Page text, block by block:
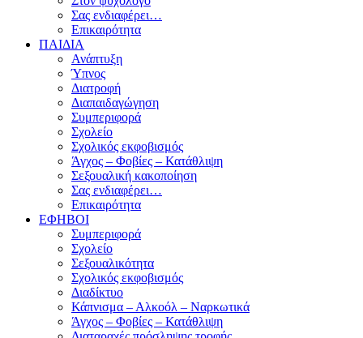
Σας ενδιαφέρει…
Επικαιρότητα
ΠΑΙΔΙΑ
Ανάπτυξη
Ύπνος
Διατροφή
Διαπαιδαγώγηση
Συμπεριφορά
Σχολείο
Σχολικός εκφοβισμός
Άγχος – Φοβίες – Κατάθλιψη
Σεξουαλική κακοποίηση
Σας ενδιαφέρει…
Επικαιρότητα
ΕΦΗΒΟΙ
Συμπεριφορά
Σχολείο
Σεξουαλικότητα
Σχολικός εκφοβισμός
Διαδίκτυο
Κάπνισμα – Αλκοόλ – Ναρκωτικά
Άγχος – Φοβίες – Κατάθλιψη